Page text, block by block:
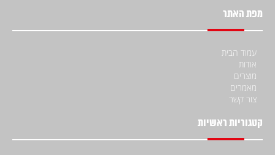
מפת האתר
עמוד הבית
אודות
מוצרים
מאמרים
צור קשר
קטגוריות ראשיות